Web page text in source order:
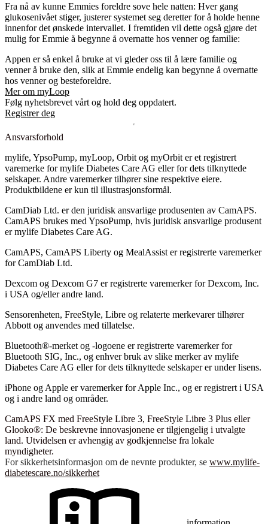
Fra nå av kunne Emmies foreldre sove hele natten: Hver gang
glukosenivået stiger, justerer systemet seg deretter for å holde henne
innenfor det ønskede intervallet. I fremtiden vil dette også gjøre det
mulig for Emmie å begynne å overnatte hos venner og familie:
Appen er så enkel å bruke at vi gleder oss til å lære familie og
venner å bruke den, slik at Emmie endelig kan begynne å overnatte
hos venner og besteforeldre.
Mer om myLoop
Følg nyhetsbrevet vårt og hold deg oppdatert.
Registrer deg
Ansvarsforhold
mylife, YpsoPump, myLoop, Orbit og myOrbit er et registrert
varemerke for mylife Diabetes Care AG eller for dets tilknyttede
selskaper. Andre varemerker tilhører sine respektive eiere.
Produktbildene er kun til illustrasjonsformål.
CamDiab Ltd. er den juridisk ansvarlige produsenten av CamAPS.
CamAPS brukes med YpsoPump, hvis juridisk ansvarlige produsent
er mylife Diabetes Care AG.
CamAPS, CamAPS Liberty og MealAssist er registrerte varemerker
for CamDiab Ltd.
Dexcom og Dexcom G7 er registrerte varemerker for Dexcom, Inc.
i USA og/eller andre land.
Sensorenheten, FreeStyle, Libre og relaterte merkevarer tilhører
Abbott og anvendes med tillatelse.
Bluetooth®-merket og -logoene er registrerte varemerker for
Bluetooth SIG, Inc., og enhver bruk av slike merker av mylife
Diabetes Care AG eller for dets tilknyttede selskaper er under lisens.
iPhone og Apple er varemerker for Apple Inc., og er registrert i USA
og i andre land og områder.
CamAPS FX med FreeStyle Libre 3, FreeStyle Libre 3 Plus eller
Glooko®: De beskrevne innovasjonene er tilgjengelig i utvalgte
land. Utvidelsen er avhengig av godkjennelse fra lokale
myndigheter.
For sikkerhetsinformasjon om de nevnte produkter, se www.mylife-
diabetescare.no/sikkerhet